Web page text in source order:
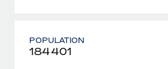
POPULATION
184 401